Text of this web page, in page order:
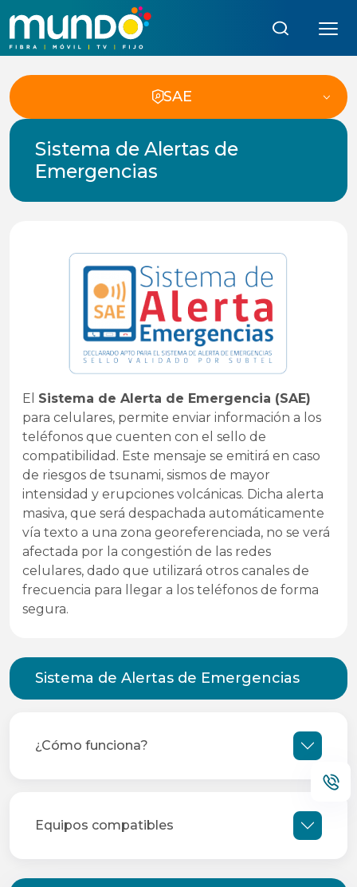
SAE
Sistema de Alertas de
Emergencias
El Sistema de Alerta de Emergencia (SAE)
para celulares, permite enviar información a los
teléfonos que cuenten con el sello de
compatibilidad. Este mensaje se emitirá en caso
de riesgos de tsunami, sismos de mayor
intensidad y erupciones volcánicas. Dicha alerta
masiva, que será despachada automáticamente
vía texto a una zona georeferenciada, no se verá
afectada por la congestión de las redes
celulares, dado que utilizará otros canales de
frecuencia para llegar a los teléfonos de forma
segura.
Sistema de Alertas de Emergencias
¿Cómo funciona?
Equipos compatibles